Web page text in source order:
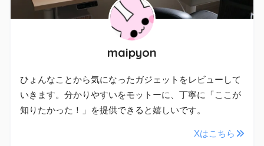
maipyon
ひょんなことから気になったガジェットをレビューして
いきます。分かりやすいをモットーに、丁寧に「ここが
知りたかった！」を提供できると嬉しいです。
Xはこちら